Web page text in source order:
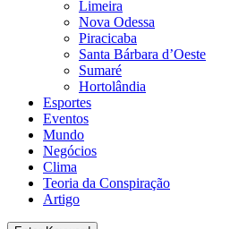
Limeira
Nova Odessa
Piracicaba
Santa Bárbara d’Oeste
Sumaré
Hortolândia
Esportes
Eventos
Mundo
Negócios
Clima
Teoria da Conspiração
Artigo